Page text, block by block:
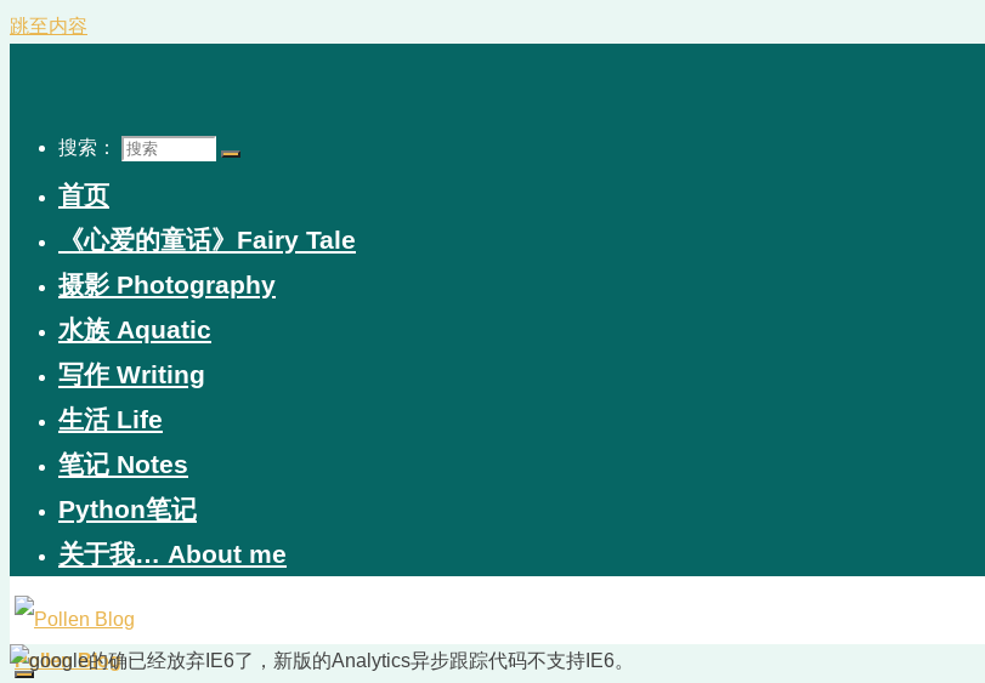
跳至内容
搜索：
首页
《心爱的童话》Fairy Tale
摄影 Photography
水族 Aquatic
写作 Writing
生活 Life
笔记 Notes
Python笔记
关于我… About me
Pollen Blog